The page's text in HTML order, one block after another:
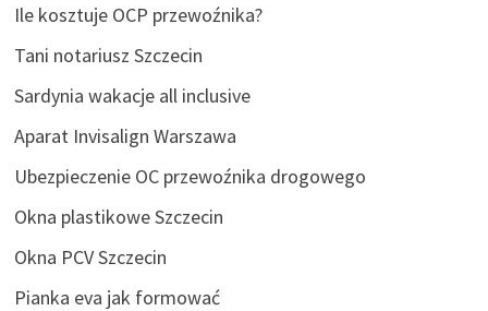
Ile kosztuje OCP przewoźnika?
Tani notariusz Szczecin
Sardynia wakacje all inclusive
Aparat Invisalign Warszawa
Ubezpieczenie OC przewoźnika drogowego
Okna plastikowe Szczecin
Okna PCV Szczecin
Pianka eva jak formować